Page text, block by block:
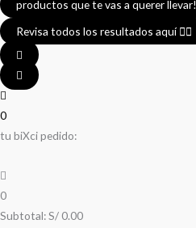
productos que te vas a querer llevar!
Revisa todos los resultados aquí 👈🏼
0
tu biXci pedido:
0
Subtotal:S/ 0.00